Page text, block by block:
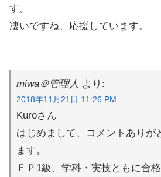
す。
凄いですね、応援しています。
miwa＠管理人 より:
2018年11月21日 11:26 PM
Kuroさん
はじめまして、コメントありが
ます。
ＦＰ1級、学科・実技ともに合